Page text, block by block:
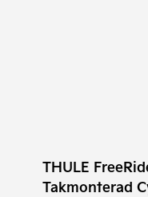
THULE
Takmonterad